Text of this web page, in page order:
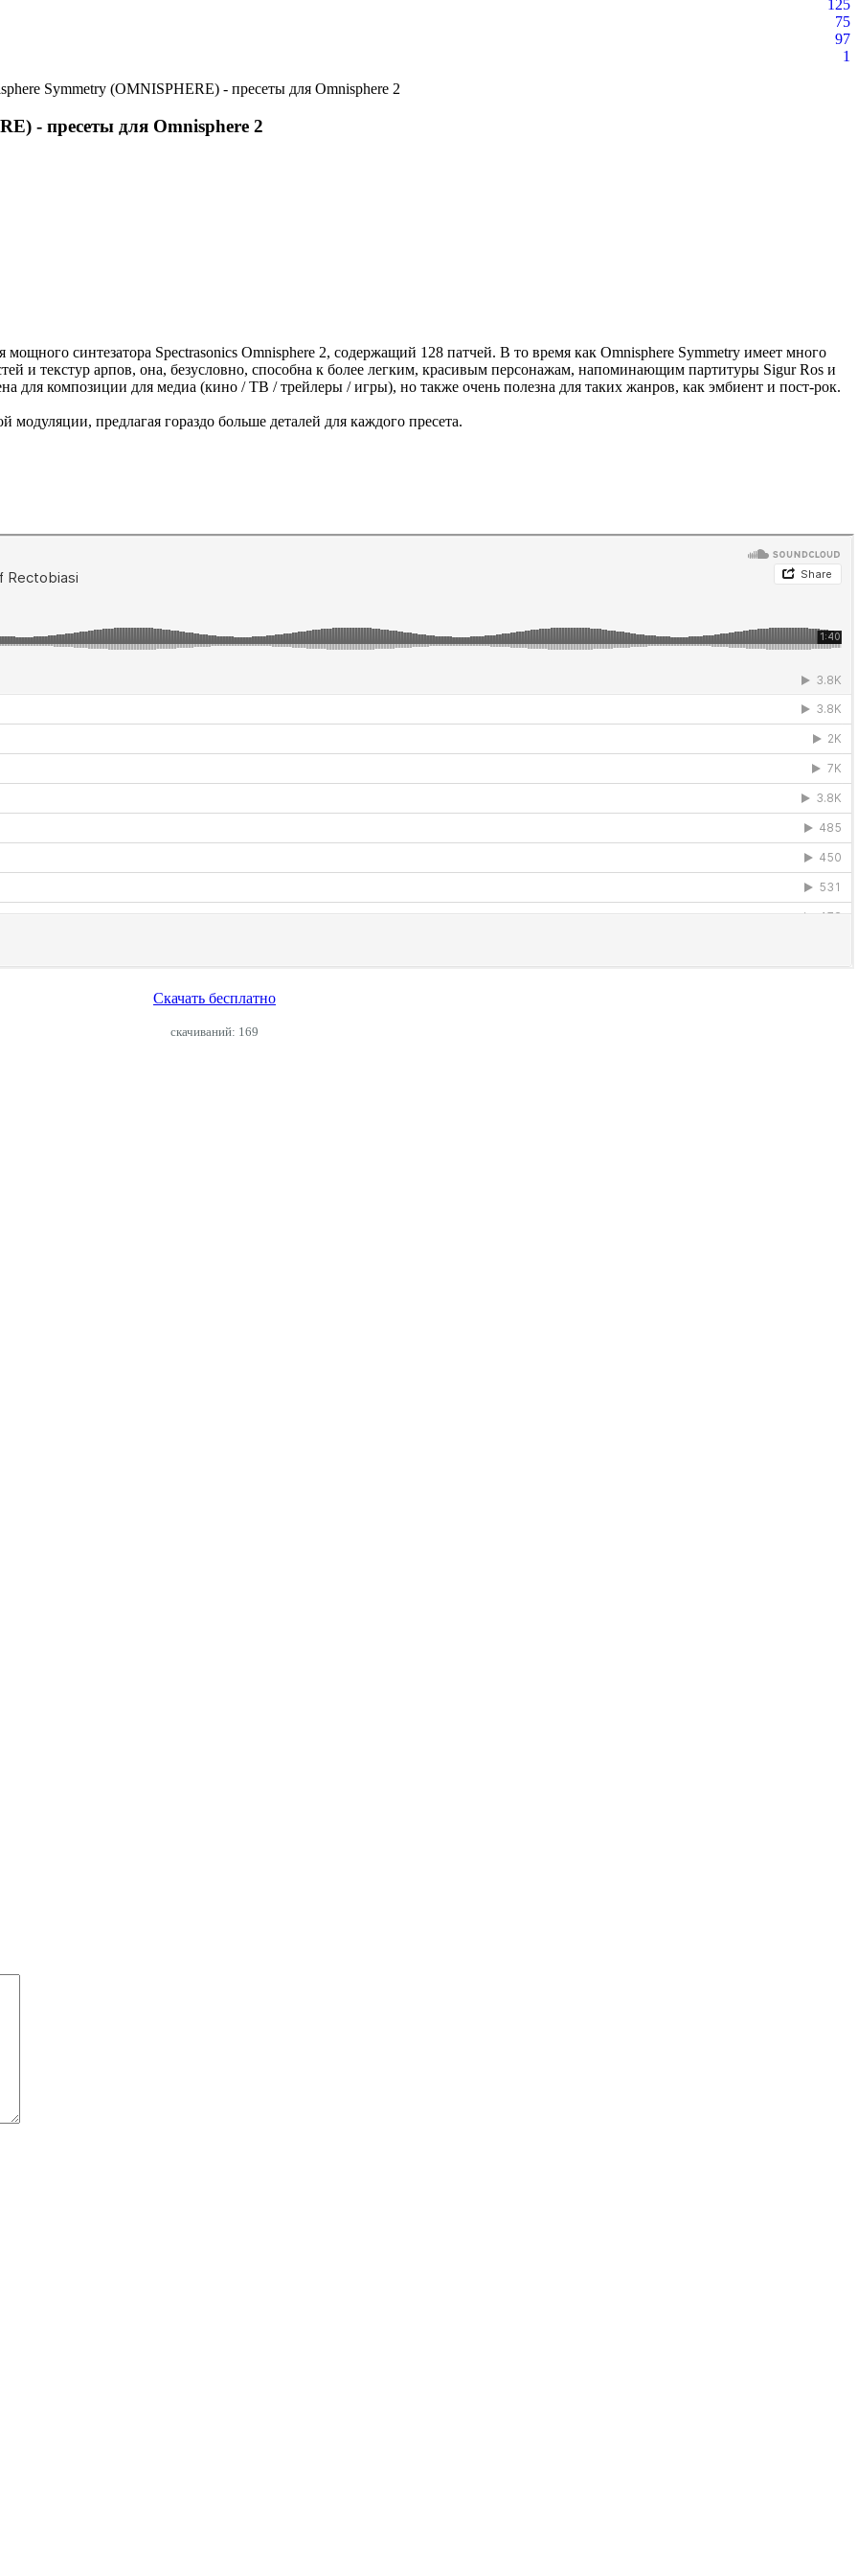
125
75
97
1
Symmetry (OMNISPHERE) - пресеты для Omnisphere 2
- пресеты для Omnisphere 2
синтезатора Spectrasonics Omnisphere 2, содержащий 128 патчей. В то время как Omnisphere Symmetry имеет много
и текстур арпов, она, безусловно, способна к более легким, красивым персонажам, напоминающим партитуры Sigur Ros и
для композиции для медиа (кино / ТВ / трейлеры / игры), но также очень полезна для таких жанров, как эмбиент и пост-рок.
предлагая гораздо больше деталей для каждого пресета.
Скачать бесплатно
cкачиваний: 169